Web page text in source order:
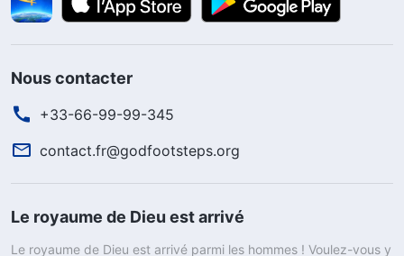
Nous contacter
+33-66-99-99-345
contact.fr@godfootsteps.org
Le royaume de Dieu est arrivé
Le royaume de Dieu est arrivé parmi les hommes ! Voulez-vous y